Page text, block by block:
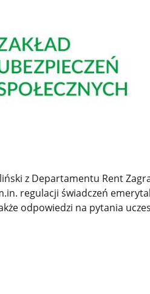
z Departamentu Rent
regulacji świadczeń
odpowiedzi na pytania